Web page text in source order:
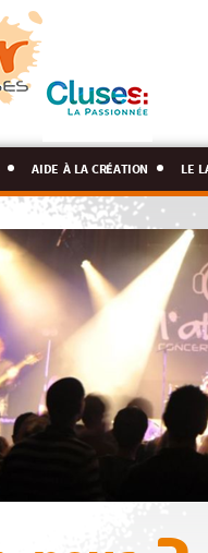
aide à la création le